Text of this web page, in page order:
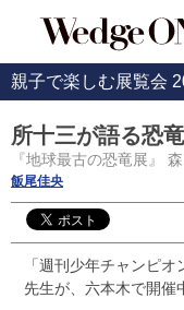
親子で楽しむ展覧会
所十三が語る恐
『地球最古の恐竜展』
飯尾佳央
「週刊少年チャンピ
先生が、六本木で開催